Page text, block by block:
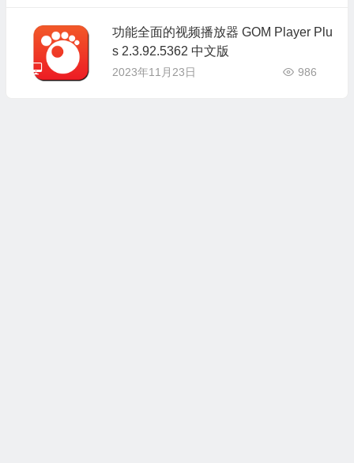
功能全面的视频播放器 GOM Player Plu
s 2.3.92.5362 中文版
2023年11月23日 986